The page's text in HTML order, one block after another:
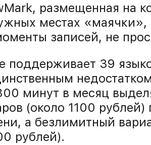
размещенная на
местах
записей, не
поддерживает 39
минут в месяц
(около 1100
а безлимитный
рублей).